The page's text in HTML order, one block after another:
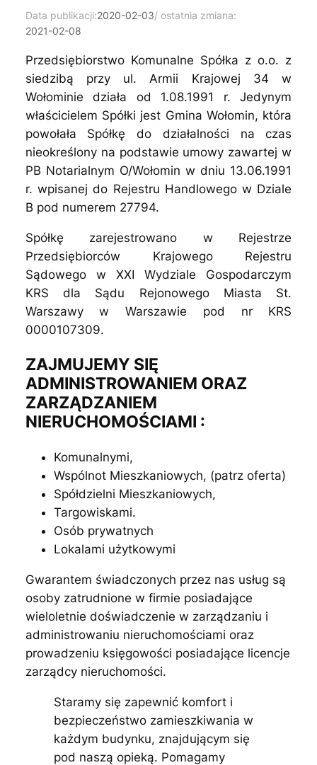
Data publikacji:2020-02-03/ ostatnia zmiana:
2021-02-08
Przedsiębiorstwo Komunalne Spółka z o.o. z
siedzibą przy ul. Armii Krajowej 34 w
Wołominie działa od 1.08.1991 r. Jedynym
właścicielem Spółki jest Gmina Wołomin, która
powołała Spółkę do działalności na czas
nieokreślony na podstawie umowy zawartej w
PB Notarialnym O/Wołomin w dniu 13.06.1991
r. wpisanej do Rejestru Handlowego w Dziale
B pod numerem 27794.
Spółkę zarejestrowano w Rejestrze
Przedsiębiorców Krajowego Rejestru
Sądowego w XXI Wydziale Gospodarczym
KRS dla Sądu Rejonowego Miasta St.
Warszawy w Warszawie pod nr KRS
0000107309.
ZAJMUJEMY SIĘ
ADMINISTROWANIEM ORAZ
ZARZĄDZANIEM
NIERUCHOMOŚCIAMI :
Komunalnymi,
Wspólnot Mieszkaniowych, (patrz oferta)
Spółdzielni Mieszkaniowych,
Targowiskami.
Osób prywatnych
Lokalami użytkowymi
Gwarantem świadczonych przez nas usług są
osoby zatrudnione w firmie posiadające
wieloletnie doświadczenie w zarządzaniu i
administrowaniu nieruchomościami oraz
prowadzeniu księgowości posiadające licencje
zarządcy nieruchomości.
Staramy się zapewnić komfort i
bezpieczeństwo zamieszkiwania w
każdym budynku, znajdującym się
pod naszą opieką. Pomagamy